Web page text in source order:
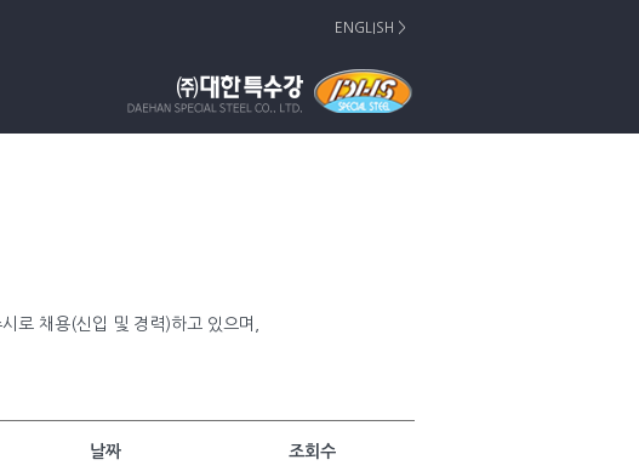
ENGLISH >
로 채용(신입 및 경력)하고 있으며,
날짜 조회수